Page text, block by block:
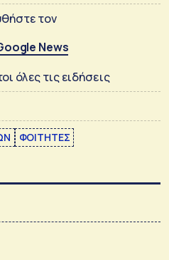
τον
News
όλες τις ειδήσεις
ΦΟΙΤΗΤΕΣ